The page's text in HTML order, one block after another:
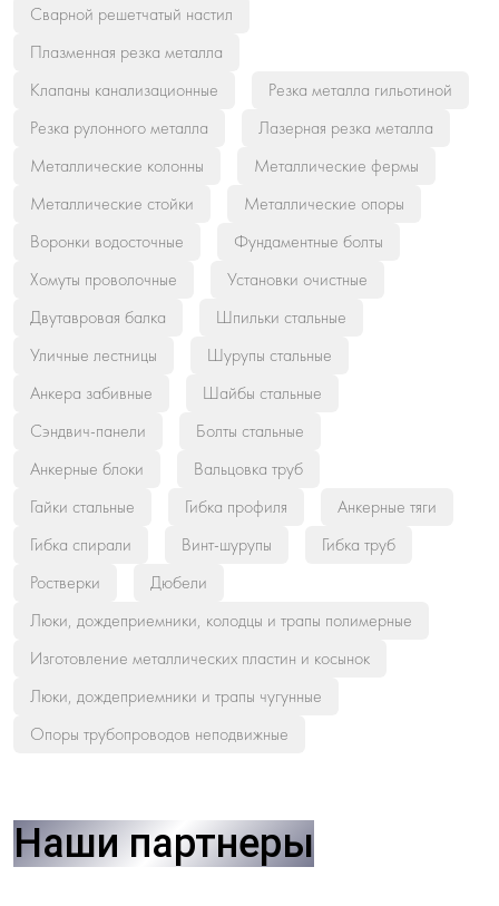
Сварной решетчатый настил
Плазменная резка металла
Клапаны канализационные
Резка металла гильотиной
Резка рулонного металла
Лазерная резка металла
Металлические колонны
Металлические фермы
Металлические стойки
Металлические опоры
Воронки водосточные
Фундаментные болты
Хомуты проволочные
Установки очистные
Двутавровая балка
Шпильки стальные
Уличные лестницы
Шурупы стальные
Анкера забивные
Шайбы стальные
Сэндвич-панели
Болты стальные
Анкерные блоки
Вальцовка труб
Гайки стальные
Гибка профиля
Анкерные тяги
Гибка спирали
Винт-шурупы
Гибка труб
Ростверки
Дюбели
Люки, дождеприемники, колодцы и трапы полимерные
Изготовление металлических пластин и косынок
Люки, дождеприемники и трапы чугунные
Опоры трубопроводов неподвижные
Наши партнеры